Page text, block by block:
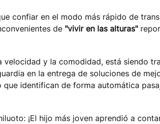
confiar en el modo más rápido de
de "vivir en las alturas"
y la comodidad, está siendo
en la entrega de soluciones de
identifican de forma automática
¡El hijo más joven aprendió a